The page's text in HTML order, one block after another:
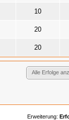
10
20
20
Alle Erfolge
Erweiterung: